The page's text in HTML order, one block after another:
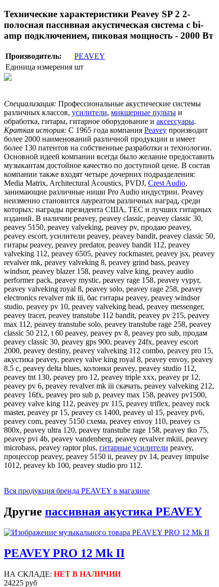
Технические характеристики Peavey SP 2 2-
полосная пассивная акустическая система с bi-
amp подключением, пиковая мощность - 2000 Вт
Производитель:
PEAVEY
Единица измерения шт
Специализация: Профессиональные акустические системы
различных классов, усилители, микшерные пульты и
обработка, гитары, гитарное оборудование и аксессуары.
Краткая история: С 1965 года компания Peavey производит
более 2000 наименований различной продукции и имеет
более 130 патентов на собственные разработки и технологии.
Основной идеей компании всегда было желание предоставить
музыкантам достойное качество по доступной цене. В состав
компании также входят четыре дочерних подразделения:
Media Matrix, Architectural Acoustics, PVDJ, Crest Audio,
занимающие различные ниши Pro Audio индустрии. Peavey
неизменно становится лауреатом различных наград, среди
которых: награды президента США, TEC и лучших гитарных
изданий. В наличии peavey, peavey classic, peavey classic 30,
peavey 5150, peavey valveking, peavey pv, продаю peavey,
peavey escort, усилители peavey, peavey bandit, peavey classic 50,
гитары peavey, peavey predator, peavey bandit 112, peavey
valveking 112, peavey 6505, peavey rockmaster, peavey jsx, peavey
revalver mk, peavey valveking 8, peavey grind bass, peavey
windsor, peavey blazer 158, peavey valve king, peavey audio
performer pack, peavey mystic, peavey rage 158, peavey vypyr,
peavey valveking royal 8, peavey solo, peavey rage 258, peavey
electronics revalver mk iii, бас гитары peavey, peavey windsor
studio, peavey pv 10, peavey valveking head, peavey messenger,
peavey tracer, peavey transtube 112 bandit, peavey pv 215, peavey
max 112, peavey transtube solo, peavey transtube rage 258, peavey
classic 50 212, t 60 peavey, peavey pv 8, peavey pro sub, продам
peavey classic 30, peavey gps 900, peavey 24fx, peavey escort
2000, peavey destiny, peavey valveking 112 combo, peavey pro 15,
акустика peavey, peavey valve king royal 8, peavey envoy, peavey
8.5 c, peavey delta blues, колонки peavey, peavey studio 112,
peavey tnt 130, peavey pro 12, peavey triple xxx, peavey pr 12,
peavey pv 6, peavey revalver mk iii скачать, peavey valveking 212,
peavey 16fx, peavey pro sub p, peavey max 158, peavey pv1500,
peavey valve king 112, peavey pv 115, peavey triflex, peavey rock
master, peavey pr 15, peavey cs 1400, peavey ul 15, peavey pv6,
peavey com, peavey 5150 схема, peavey envoy 110, peavey cs
800x, peavey ultra 120, peavey transtube rage 158, peavey tko 75,
peavey pvi 4b, peavey vandenberg, peavey revalver mkiii, peavey
microbass, peavey raptor plus, гитарные усилители peavey,
процессор peavey, peavey 5150 ii, peavey pv 14, peavey impulse
1012, peavey kb 100, peavey studio pro 112.
Вся продукция бренда PEAVEY в магазине
Другие пассивная акустика PEAVEY
PEAVEY PRO 12 Mk II
НА СКЛАДЕ: НЕТ В НАЛИЧИИ
24225 руб